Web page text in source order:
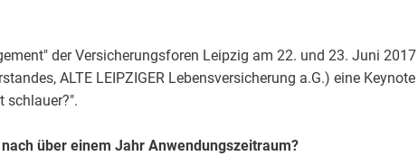
der Versicherungsforen Leipzig am 22. und 23. Juni
ALTE LEIPZIGER Lebensversicherung a.G.) eine
schlauer?".
über einem Jahr Anwendungszeitraum?